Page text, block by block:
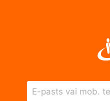
E-pasts vai mob.